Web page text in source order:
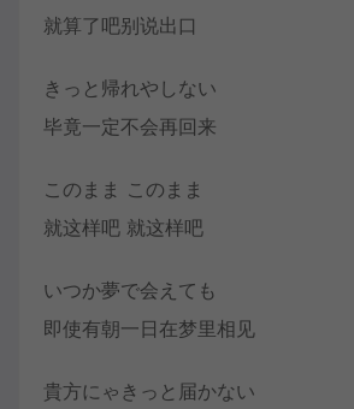
就算了吧别说出口
きっと帰れやしない
毕竟一定不会再回来
このまま このまま
就这样吧 就这样吧
いつか夢で会えても
即使有朝一日在梦里相见
貴方にゃきっと届かない